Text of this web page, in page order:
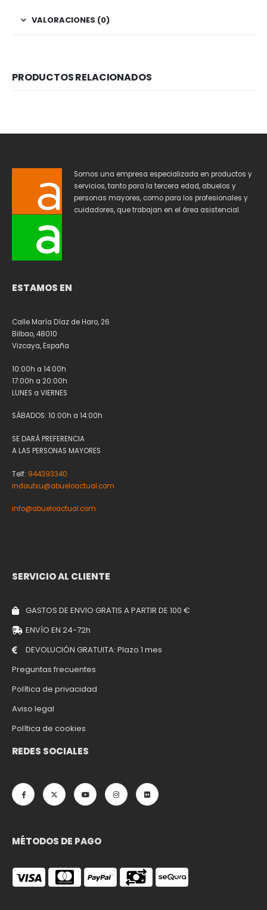
VALORACIONES (0)
PRODUCTOS RELACIONADOS
Somos una empresa especializada en productos y
servicios, tanto para la tercera edad, abuelos y
personas mayores, como para los profesionales y
cuidadores, que trabajan en el área asistencial.
ESTAMOS EN
Calle María Díaz de Haro, 26
Bilbao, 48010
Vizcaya, España
10:00h a 14:00h
17:00h a 20:00h
LUNES a VIERNES
SÁBADOS: 10:00h a 14:00h
SE DARÁ PREFERENCIA
A LAS PERSONAS MAYORES
Telf: 944393340
indautxu@abueloactual.com
info@abueloactual.com
SERVICIO AL CLIENTE
GASTOS DE ENVIO GRATIS A PARTIR DE 100 €
ENVÍO EN 24-72h
DEVOLUCIÓN GRATUITA: Plazo 1 mes
Preguntas frecuentes
Política de privacidad
Aviso legal
Política de cookies
REDES SOCIALES
MÉTODOS DE PAGO